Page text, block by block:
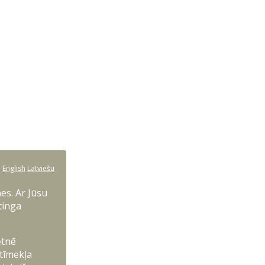
English Latviešu
Ar Jūsu